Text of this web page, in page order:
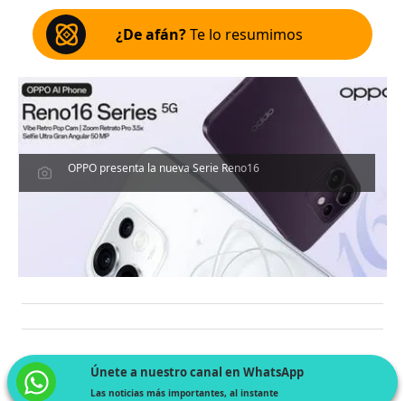
¿De afán?Te lo resumimos
OPPO presenta la nueva Serie Reno16
Únete a nuestro canal en WhatsApp
Las noticias más importantes, al instante